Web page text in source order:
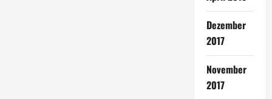
Dezember
2017
November
2017